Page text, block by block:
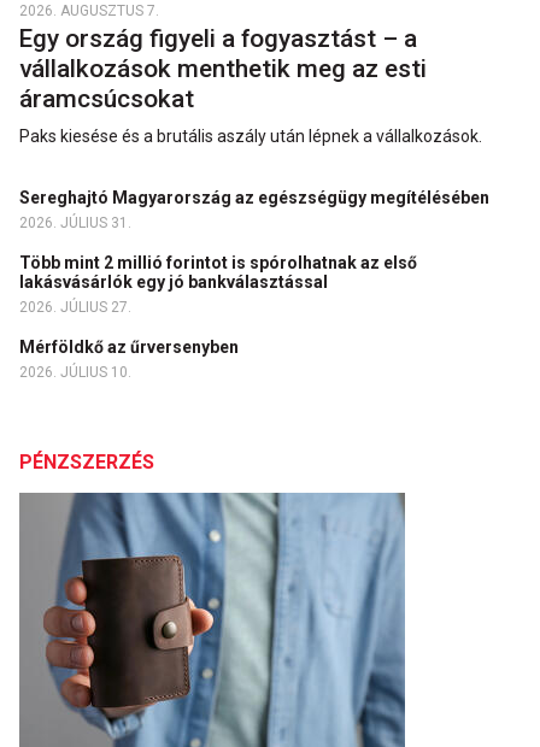
2026. AUGUSZTUS 7.
Egy ország figyeli a fogyasztást – a
vállalkozások menthetik meg az esti
áramcsúcsokat
Paks kiesése és a brutális aszály után lépnek a vállalkozások.
Sereghajtó Magyarország az egészségügy megítélésében
2026. JÚLIUS 31.
Több mint 2 millió forintot is spórolhatnak az első
lakásvásárlók egy jó bankválasztással
2026. JÚLIUS 27.
Mérföldkő az űrversenyben
2026. JÚLIUS 10.
PÉNZSZERZÉS